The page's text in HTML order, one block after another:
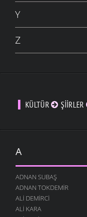
Y
Z
KÜLTÜR ŞIIRLER
A
ADNAN SUBAŞ
ADNAN TOKDEMIR
ALI DEMIRCI
ALI KARA